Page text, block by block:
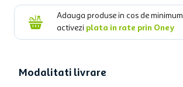
Adauga produse in cos de minimum
activezi plata in rate prin Oney
Modalitati livrare